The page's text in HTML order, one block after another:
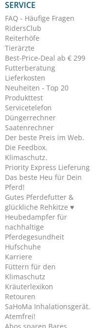
SERVICE
FAQ - Häufige Fragen
RidersClub
Reiterhöfe
Tierärzte
Best-Price-Deal ab € 299
Futterberatung
Lieferkosten
Neuheiten - Top 20
Produkttest
Servicetelefon
Düngerrechner
Saatenrechner
Der beste Preis im Web.
Die Feedbox.
Klimaschutz.
Priority Express Lieferung
Das beste Heu für Dein
Pferd!
Gutes Pferdefutter &
glückliche Rehkitze ♥
Heubedampfer für
nachhaltige
Pferdegesundheit
Hufschuhe
Karriere
Füttern für den
Klimaschutz
Kräuterlexikon
Retouren
SaHoMa Inhalationsgerät.
Atemfrei!